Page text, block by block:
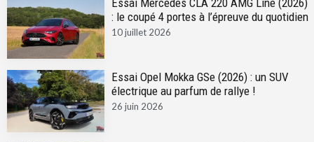
Essai Mercedes CLA 220 AMG Line (2026)
: le coupé 4 portes à l’épreuve du quotidien
10 juillet 2026
Essai Opel Mokka GSe (2026) : un SUV
électrique au parfum de rallye !
26 juin 2026